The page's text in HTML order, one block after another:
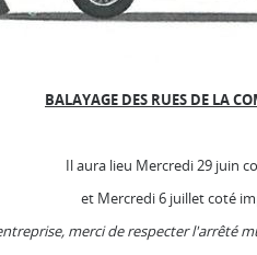
BALAYAGE DES RUES DE LA
Il aura lieu Mercredi 29 juin
et Mercredi 6 juillet coté
merci de respecter l'arrêté